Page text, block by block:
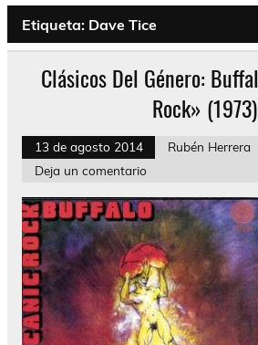
Etiqueta: Dave Tice
Clásicos Del Género:
Rock» (1973)
13 de agosto 2014
Rubén Herrera
Deja un comentario